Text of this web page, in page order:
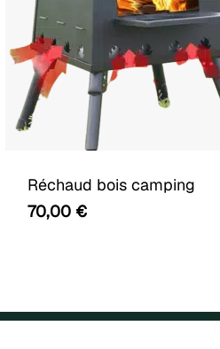
Réchaud bois camping
70,00 €